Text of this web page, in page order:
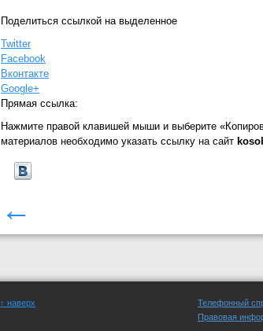
Поделиться ссылкой на выделенное
Twitter
Facebook
Вконтакте
Google+
Прямая ссылка:
Нажмите правой клавишей мыши и выберите
материалов необходимо указать ссылку на сайт
←
↑ наверх
Телефонный
Правовая